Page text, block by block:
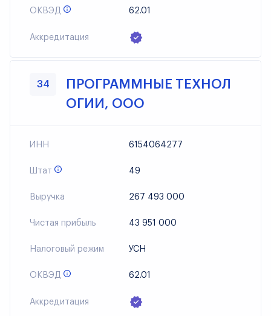
ОКВЭД 62.01
Аккредитация
34
ПРОГРАММНЫЕ ТЕХНОЛ
ОГИИ, ООО
ИНН 6154064277
Штат 49
Выручка 267 493 000
Чистая прибыль 43 951 000
Налоговый режим УСН
ОКВЭД 62.01
Аккредитация